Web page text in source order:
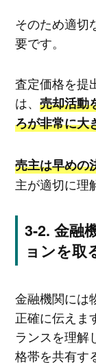
そのため適切
要です。
査定価格を提
は、 売却活動
ろが非常に大
売主は早めの
主が適切に理
金融
ョンを取
金融機関には
正確に伝えま
ランスを理解
格帯を共有す